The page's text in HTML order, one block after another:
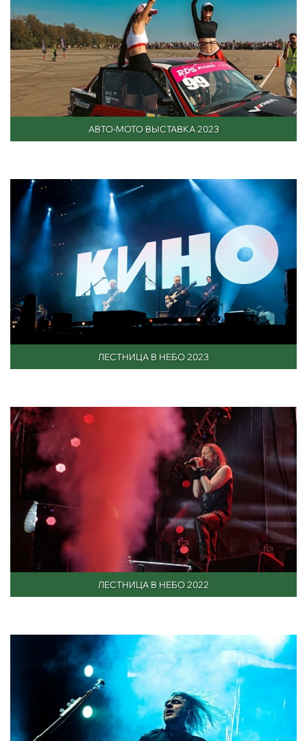
АВТО-МОТО ВЫСТАВКА 2023
ЛЕСТНИЦА В НЕБО 2023
ЛЕСТНИЦА В НЕБО 2022